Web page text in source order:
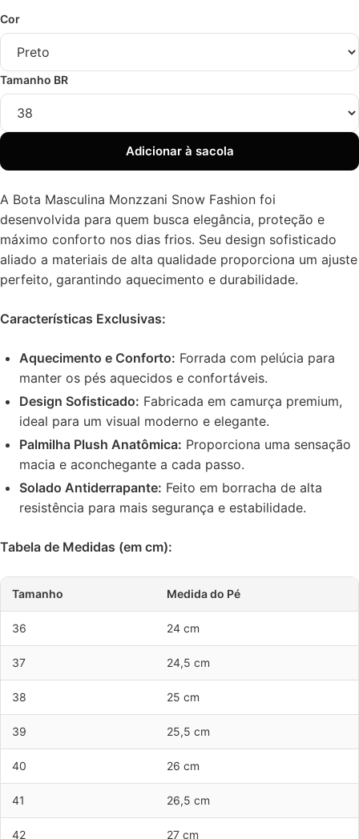
Cor
Tamanho BR
Adicionar à sacola
A Bota Masculina Monzzani Snow Fashion foi
desenvolvida para quem busca elegância, proteção e
máximo conforto nos dias frios. Seu design sofisticado
aliado a materiais de alta qualidade proporciona um ajuste
perfeito, garantindo aquecimento e durabilidade.
Características Exclusivas:
Aquecimento e Conforto: Forrada com pelúcia para
manter os pés aquecidos e confortáveis.
Design Sofisticado: Fabricada em camurça premium,
ideal para um visual moderno e elegante.
Palmilha Plush Anatômica: Proporciona uma sensação
macia e aconchegante a cada passo.
Solado Antiderrapante: Feito em borracha de alta
resistência para mais segurança e estabilidade.
Tabela de Medidas (em cm):
Tamanho Medida do Pé
36 24 cm
37 24,5 cm
38 25 cm
39 25,5 cm
40 26 cm
41 26,5 cm
42 27 cm